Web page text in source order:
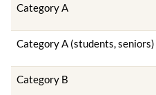
Category A
Category A (students, seniors)
Category B